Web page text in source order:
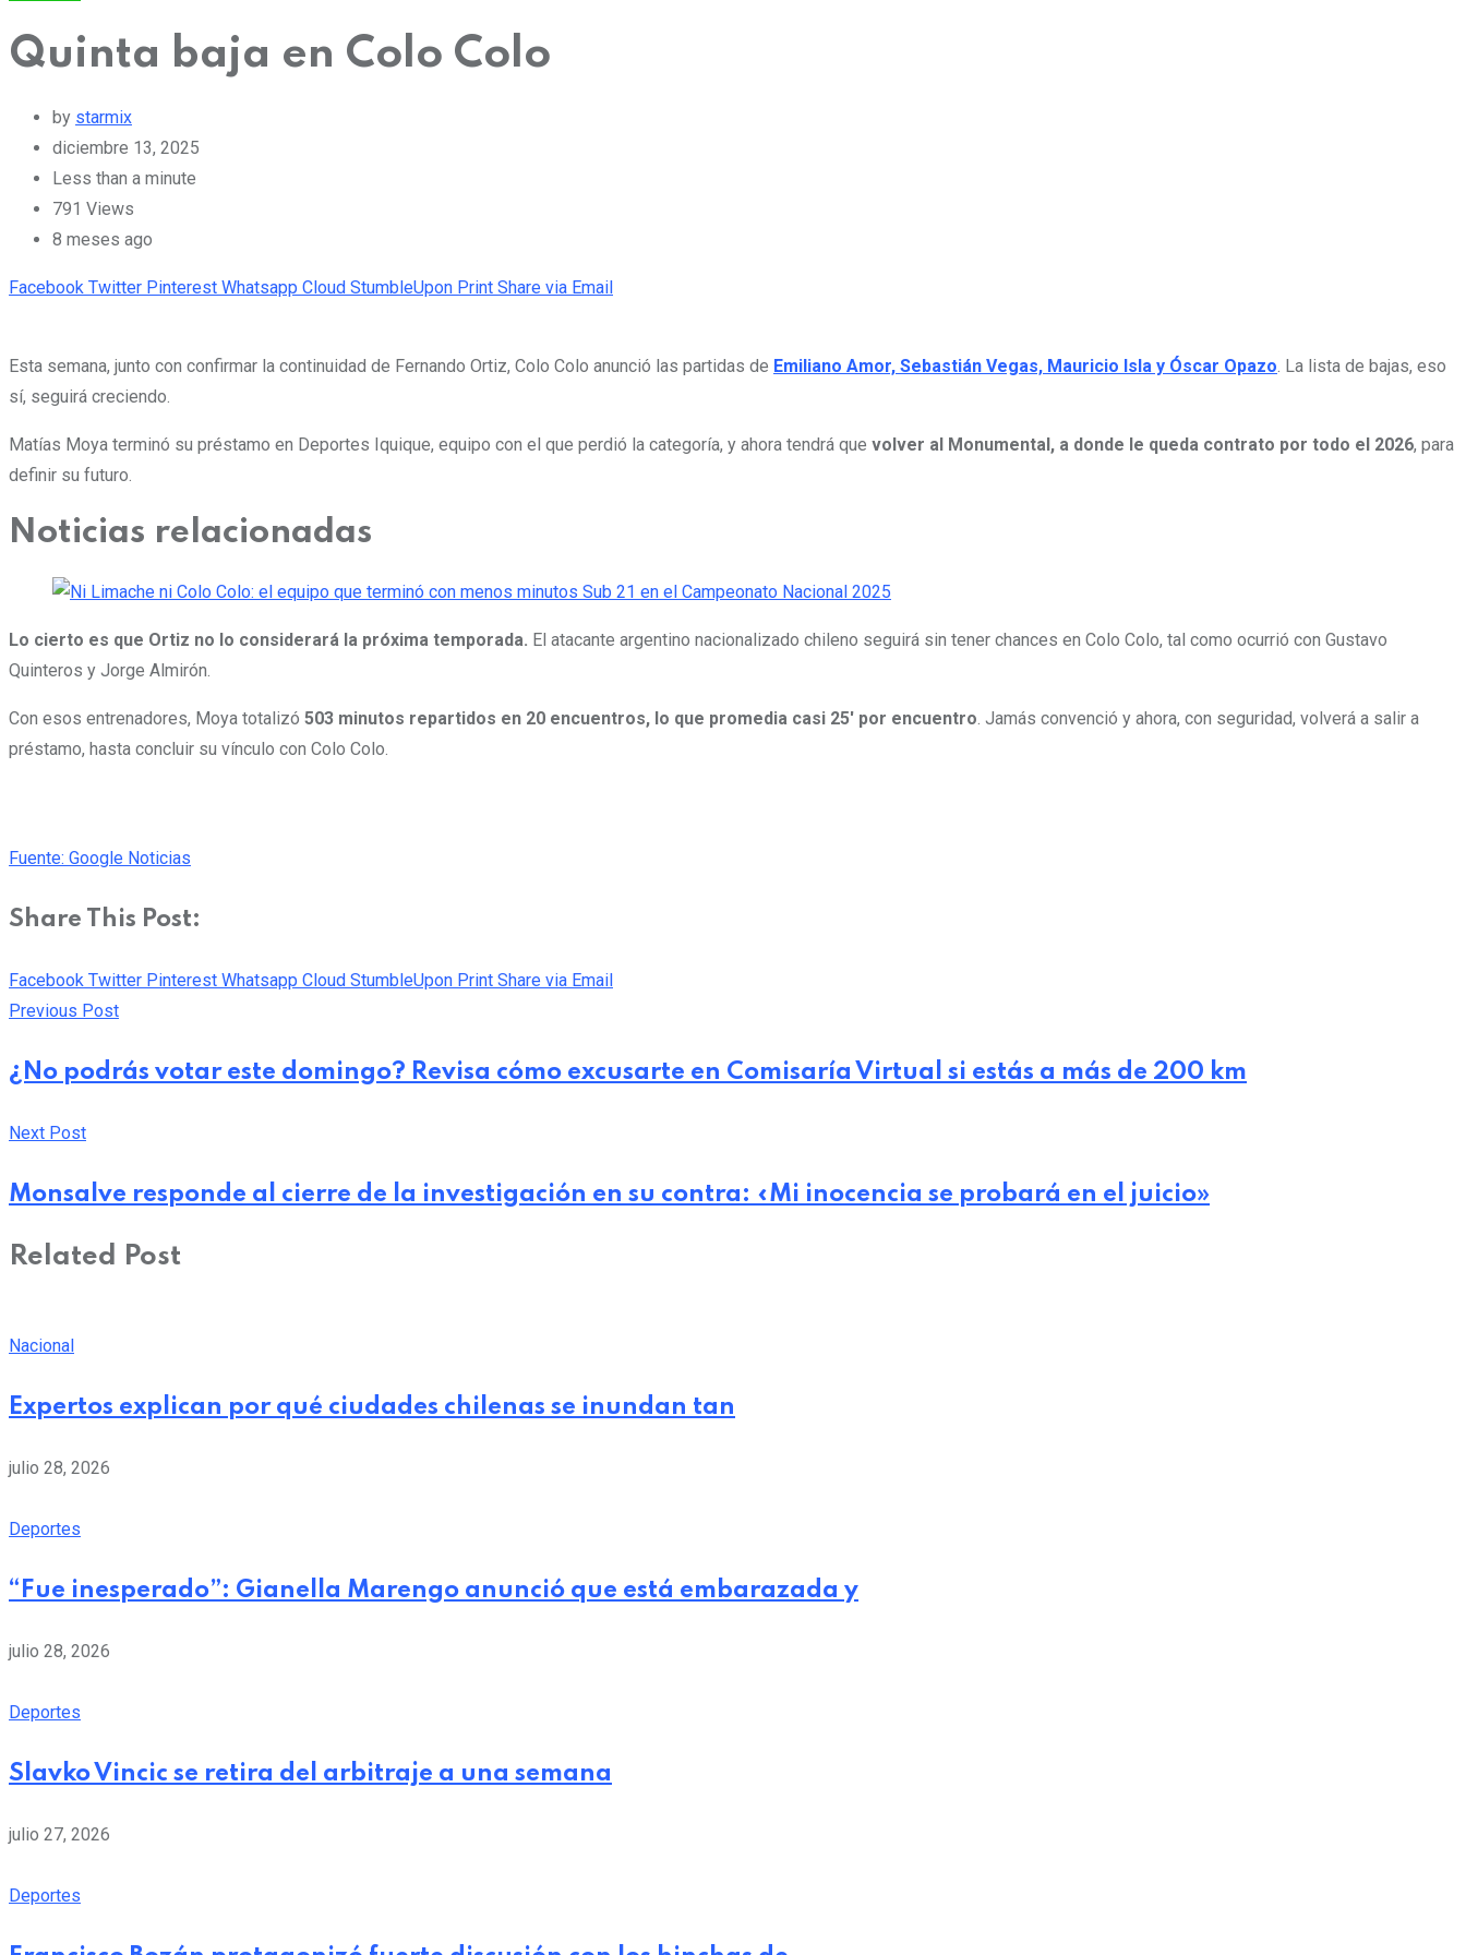
Quinta baja en Colo Colo
by starmix
diciembre 13, 2025
Less than a minute
791 Views
8 meses ago
Facebook Twitter Pinterest Whatsapp Cloud StumbleUpon Print Share via Email
Esta semana, junto con confirmar la continuidad de Fernando Ortiz, Colo Colo anunció las partidas de Emiliano Amor, Sebastián Vegas, Mauricio Isla y Óscar Opazo . La lista de bajas, eso
sí, seguirá creciendo.
Matías Moya terminó su préstamo en Deportes Iquique, equipo con el que perdió la categoría, y ahora tendrá que volver al Monumental, a donde le queda contrato por todo el 2026, para
definir su futuro.
Noticias relacionadas
Lo cierto es que Ortiz no lo considerará la próxima temporada. El atacante argentino nacionalizado chileno seguirá sin tener chances en Colo Colo, tal como ocurrió con Gustavo
Quinteros y Jorge Almirón.
Con esos entrenadores, Moya totalizó 503 minutos repartidos en 20 encuentros, lo que promedia casi 25′ por encuentro. Jamás convenció y ahora, con seguridad, volverá a salir a
préstamo, hasta concluir su vínculo con Colo Colo.
Fuente: Google Noticias
Share This Post:
Facebook Twitter Pinterest Whatsapp Cloud StumbleUpon Print Share via Email
Previous Post
¿No podrás votar este domingo? Revisa cómo excusarte en Comisaría Virtual si estás a más de 200 km
Next Post
Monsalve responde al cierre de la investigación en su contra: «Mi inocencia se probará en el juicio»
Related Post
Nacional
Expertos explican por qué ciudades chilenas se inundan tan
julio 28, 2026
Deportes
“Fue inesperado”: Gianella Marengo anunció que está embarazada y
julio 28, 2026
Deportes
Slavko Vincic se retira del arbitraje a una semana
julio 27, 2026
Deportes